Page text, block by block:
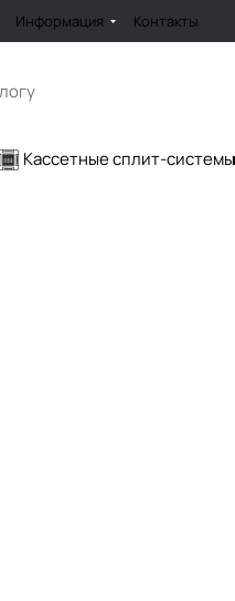
Информация Контакты
Кассетные сплит-системы